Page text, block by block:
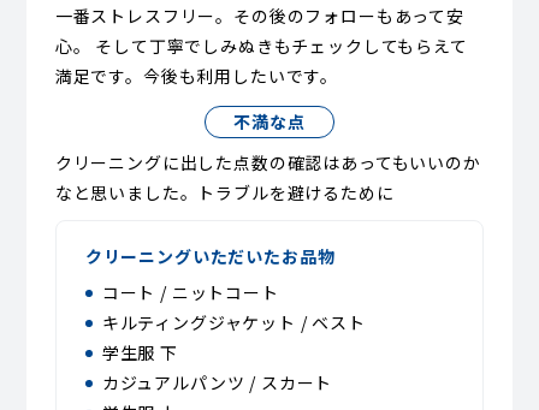
一番ストレスフリー。その後のフォローもあって安
心。 そして丁寧でしみぬきもチェックしてもらえて
満足です。今後も利用したいです。
不満な点
クリーニングに出した点数の確認はあってもいいのか
なと思いました。トラブルを避けるために
クリーニングいただいたお品物
コート / ニットコート
キルティングジャケット / ベスト
学生服 下
カジュアルパンツ / スカート